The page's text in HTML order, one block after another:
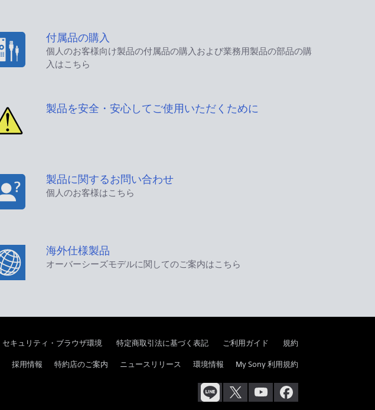
付属品の購入
個人のお客様向け製品の付属品の購入および業務用製品の部品の購
入はこちら
製品を安全・安心してご使用いただくために
製品に関するお問い合わせ
個人のお客様はこちら
海外仕様製品
オーバーシーズモデルに関してのご案内はこちら
セキュリティ・ブラウザ環境 特定商取引法に基づく表記 ご利用ガイド 規約
採用情報 特約店のご案内 ニュースリリース 環境情報 My Sony 利用規約